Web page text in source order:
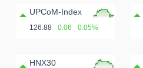
UPCoM-Index
126.88 0.06 0.05%
HNX30
Thuật
ngữ